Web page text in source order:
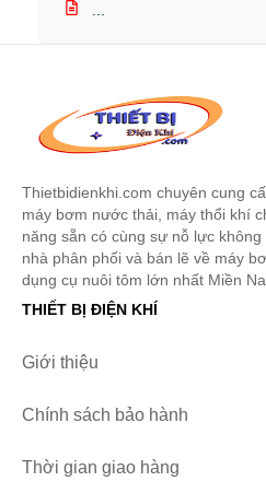
...
Thietbidienkhi.com chuyên cung
máy bơm nước thải, máy thổi khí
năng sẵn có cùng sự nỗ lực
nhà phân phối và bán lẽ về máy
dụng cụ nuôi tôm lớn nhất Miền
THIẾT BỊ ĐIỆN KHÍ
Giới thiệu
Chính sách bảo hành
Thời gian giao hàng